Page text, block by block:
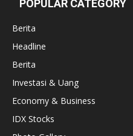
POPULAR CATEGORY
Berita
Headline
Berita
Investasi & Uang
Economy & Business
IDX Stocks